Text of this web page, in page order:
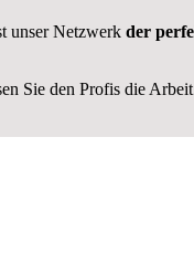
unser Netzwerk der
Sie den Profis die